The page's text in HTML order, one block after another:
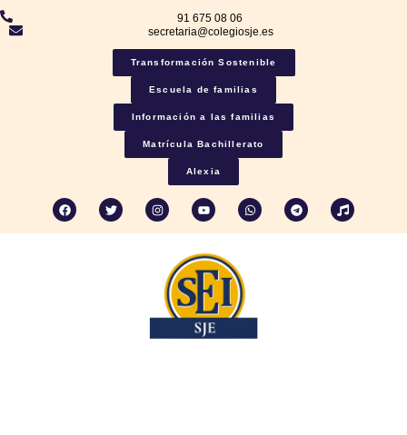
91 675 08 06
secretaria@colegiosje.es
Transformación Sostenible
Escuela de familias
Información a las familias
Matrícula Bachillerato
Alexia